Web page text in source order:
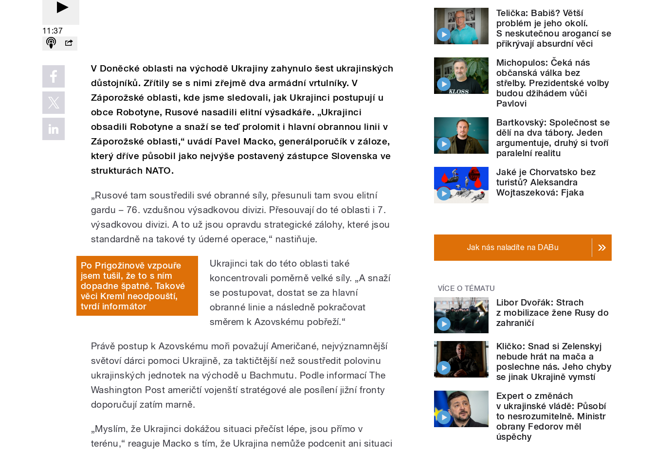
11:37
V Doněcké oblasti na východě Ukrajiny zahynulo šest ukrajinských
důstojníků. Zřítily se s nimi zřejmě dva armádní vrtulníky. V
Záporožské oblasti, kde jsme sledovali, jak Ukrajinci postupují u
obce Robotyne, Rusové nasadili elitní výsadkáře. „Ukrajinci
obsadili Robotyne a snaží se teď prolomit i hlavní obrannou linii v
Záporožské oblasti,“ uvádí Pavel Macko, generálporučík v záloze,
který dříve působil jako nejvýše postavený zástupce Slovenska ve
strukturách NATO.
„Rusové tam soustředili své obranné síly, přesunuli tam svou elitní
gardu – 76. vzdušnou výsadkovou divizi. Přesouvají do té oblasti i 7.
výsadkovou divizi. A to už jsou opravdu strategické zálohy, které jsou
standardně na takové ty úderné operace,“ nastiňuje.
Po Prigožinově vzpouře
jsem tušil, že to s ním
dopadne špatně. Takové
věci Kreml neodpouští,
tvrdí informátor
Ukrajinci tak do této oblasti také
koncentrovali poměrně velké síly. „A snaží
se postupovat, dostat se za hlavní
obranné linie a následně pokračovat
směrem k Azovskému pobřeží.“
Právě postup k Azovskému moři považují Američané, nejvýznamnější
světoví dárci pomoci Ukrajině, za taktičtější než soustředit polovinu
ukrajinských jednotek na východě u Bachmutu. Podle informací The
Washington Post američtí vojenští stratégové ale posílení jižní fronty
doporučují zatím marně.
„Myslím, že Ukrajinci dokážou situaci přečíst lépe, jsou přímo v
terénu,“ reaguje Macko s tím, že Ukrajina nemůže podcenit ani situaci
Telička: Babiš? Větší
problém je jeho okolí.
S neskutečnou arogancí se
přikrývají absurdní věci
Michopulos: Čeká nás
občanská válka bez
střelby. Prezidentské volby
budou džihádem vůči
Pavlovi
Bartkovský: Společnost se
dělí na dva tábory. Jeden
argumentuje, druhý si tvoří
paralelní realitu
Jaké je Chorvatsko bez
turistů? Aleksandra
Wojtaszeková: Fjaka
Jak nás naladíte na DABu
VÍCE O TÉMATU
Libor Dvořák: Strach
z mobilizace žene Rusy do
zahraničí
Kličko: Snad si Zelenskyj
nebude hrát na mača a
poslechne nás. Jeho chyby
se jinak Ukrajině vymstí
Expert o změnách
v ukrajinské vládě: Působí
to nesrozumitelně. Ministr
obrany Fedorov měl
úspěchy